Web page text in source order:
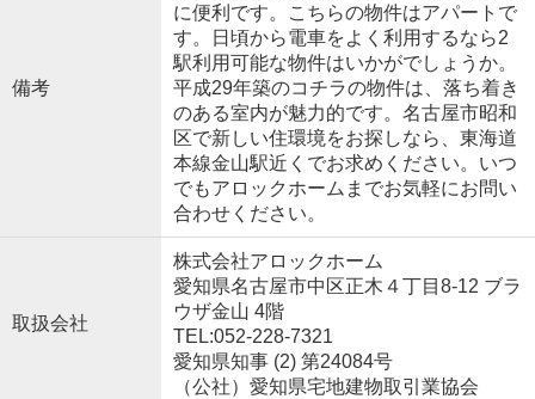
備考
に便利です。こちらの物件はアパートで
す。日頃から電車をよく利用するなら2
駅利用可能な物件はいかがでしょうか。
平成29年築のコチラの物件は、落ち着き
のある室内が魅力的です。名古屋市昭和
区で新しい住環境をお探しなら、東海道
本線金山駅近くでお求めください。いつ
でもアロックホームまでお気軽にお問い
合わせください。
取扱会社
株式会社アロックホーム
愛知県名古屋市中区正木４丁目8-12 ブラ
ウザ金山 4階
TEL:052-228-7321
愛知県知事 (2) 第24084号
（公社）愛知県宅地建物取引業協会